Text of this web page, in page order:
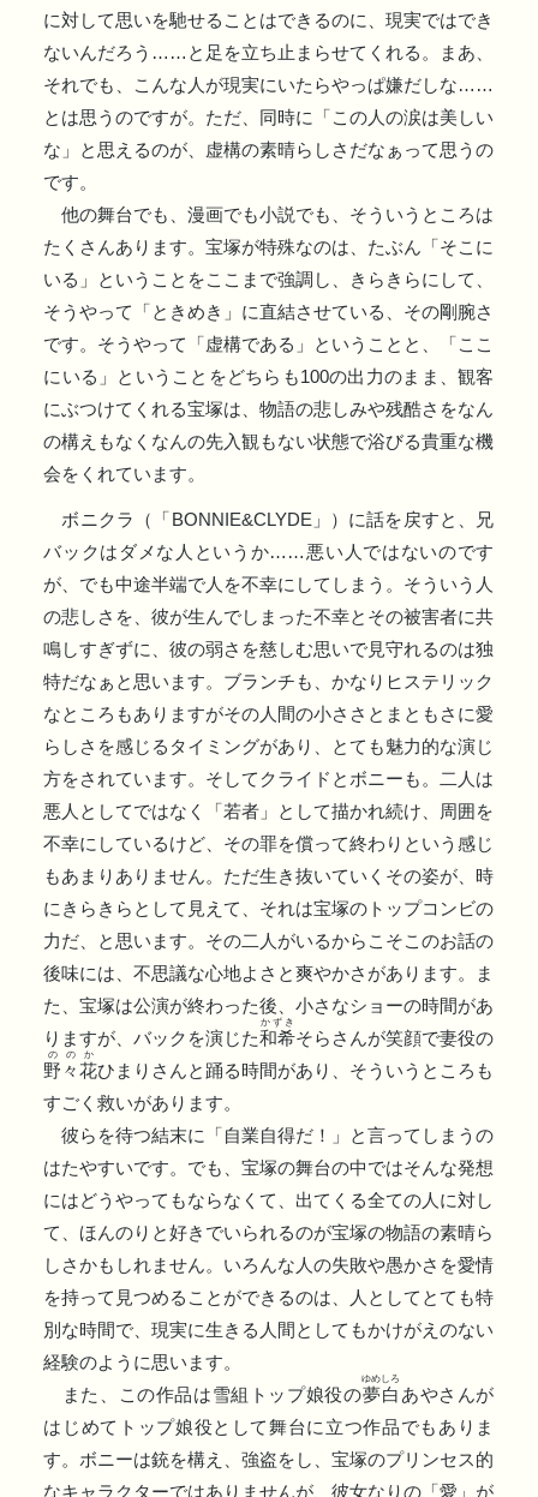
に対して思いを馳せることはできるのに、現実ではでき
ないんだろう……と足を立ち止まらせてくれる。まあ、
それでも、こんな人が現実にいたらやっぱ嫌だしな……
とは思うのですが。ただ、同時に「この人の涙は美しい
な」と思えるのが、虚構の素晴らしさだなぁって思うの
です。
他の舞台でも、漫画でも小説でも、そういうところは
たくさんあります。宝塚が特殊なのは、たぶん「そこに
いる」ということをここまで強調し、きらきらにして、
そうやって「ときめき」に直結させている、その剛腕さ
です。そうやって「虚構である」ということと、「ここ
にいる」ということをどちらも100の出力のまま、観客
にぶつけてくれる宝塚は、物語の悲しみや残酷さをなん
の構えもなくなんの先入観もない状態で浴びる貴重な機
会をくれています。
ボニクラ（「BONNIE&CLYDE」）に話を戻すと、兄
バックはダメな人というか……悪い人ではないのです
が、でも中途半端で人を不幸にしてしまう。そういう人
の悲しさを、彼が生んでしまった不幸とその被害者に共
鳴しすぎずに、彼の弱さを慈しむ思いで見守れるのは独
特だなぁと思います。ブランチも、かなりヒステリック
なところもありますがその人間の小ささとまともさに愛
らしさを感じるタイミングがあり、とても魅力的な演じ
方をされています。そしてクライドとボニーも。二人は
悪人としてではなく「若者」として描かれ続け、周囲を
不幸にしているけど、その罪を償って終わりという感じ
もあまりありません。ただ生き抜いていくその姿が、時
にきらきらとして見えて、それは宝塚のトップコンビの
力だ、と思います。その二人がいるからこそこのお話の
後味には、不思議な心地よさと爽やかさがあります。ま
た、宝塚は公演が終わった後、小さなショーの時間があ
りますが、バックを演じた和希
かずき
そらさんが笑顔で妻役の
野々花
ののか
ひまりさんと踊る時間があり、そういうところも
すごく救いがあります。
彼らを待つ結末に「自業自得だ！」と言ってしまうの
はたやすいです。でも、宝塚の舞台の中ではそんな発想
にはどうやってもならなくて、出てくる全ての人に対し
て、ほんのりと好きでいられるのが宝塚の物語の素晴ら
しさかもしれません。いろんな人の失敗や愚かさを愛情
を持って見つめることができるのは、人としてとても特
別な時間で、現実に生きる人間としてもかけがえのない
経験のように思います。
また、この作品は雪組トップ娘役の夢白
ゆめしろ
あやさんが
はじめてトップ娘役として舞台に立つ作品でもありま
す。ボニーは銃を構え、強盗をし、宝塚のプリンセス的
なキャラクターではありませんが、彼女なりの「愛」が